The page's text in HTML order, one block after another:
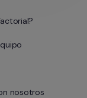
nosotros